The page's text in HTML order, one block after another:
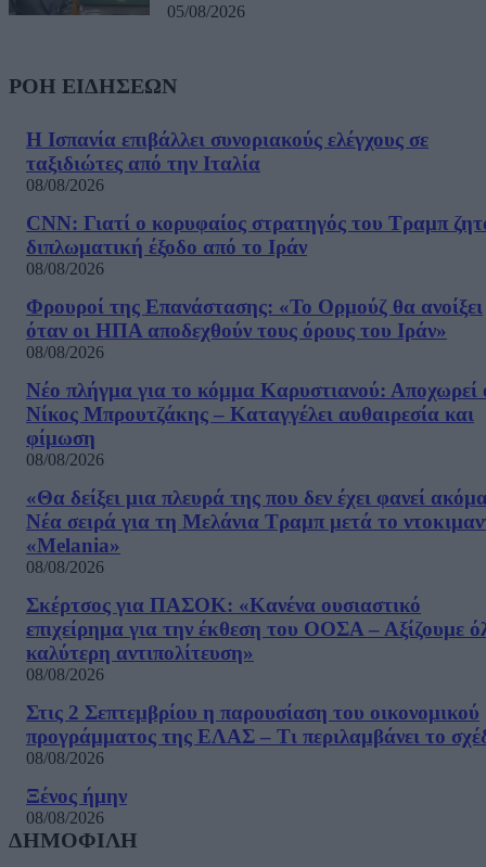
05/08/2026
ΡΟΗ ΕΙΔΗΣΕΩΝ
Η Ισπανία επιβάλλει συνοριακούς ελέγχους σε
ταξιδιώτες από την Ιταλία
08/08/2026
CNN: Γιατί ο κορυφαίος στρατηγός του Τραμπ
διπλωματική έξοδο από το Ιράν
08/08/2026
Φρουροί της Επανάστασης: «Το Ορμούζ θα ανοίξει
όταν οι ΗΠΑ αποδεχθούν τους όρους του Ιράν»
08/08/2026
Νέο πλήγμα για το κόμμα Καρυστιανού: Αποχωρεί
Νίκος Μπρουτζάκης – Καταγγέλει αυθαιρεσία και
φίμωση
08/08/2026
«Θα δείξει μια πλευρά της που δεν έχει φανεί
Νέα σειρά για τη Μελάνια Τραμπ μετά το
«Melania»
08/08/2026
Σκέρτσος για ΠΑΣΟΚ: «Κανένα ουσιαστικό
επιχείρημα για την έκθεση του ΟΟΣΑ – Αξίζουμε
καλύτερη αντιπολίτευση»
08/08/2026
Στις 2 Σεπτεμβρίου η παρουσίαση του οικονομικού
προγράμματος της ΕΛΑΣ – Τι περιλαμβάνει το
08/08/2026
Ξένος ήμην
08/08/2026
ΔΗΜΟΦΙΛΗ